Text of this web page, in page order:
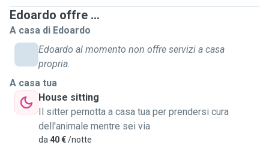
da far svolgere ai vostri amici animali. Solitamente nel caso
di gatti o altri animali domestici che passano la maggior
parte del tempo tra le mure di casa, mi occupo della pulizia
della lettiera e riformimento di cibo, per poi dedicare
almeno una mezz’oretta di tempo a farli giocare con
palline/ corde/ piume o altri oggetti simili utilizzabili in un
appartamento. Per quanto riguarda i cani, sono solito
portarli a fare una passeggiata di almeno 30/40 minuti, sia
d'estate che d'inverno. Nelle giornate in cui c'è bel tempo o
comunque non piove( in modo da non far sporcare il cane)
Edoardo offre ...
A casa di Edoardo
Edoardo al momento non offre servizi a casa
propria.
A casa tua
House sitting
Il sitter pernotta a casa tua per prendersi cura
dell'animale mentre sei via
da 40 €/notte